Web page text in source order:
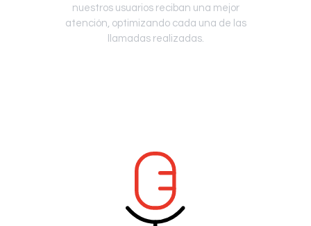
nuestros usuarios reciban una mejor
atención, optimizando cada una de las
llamadas realizadas.